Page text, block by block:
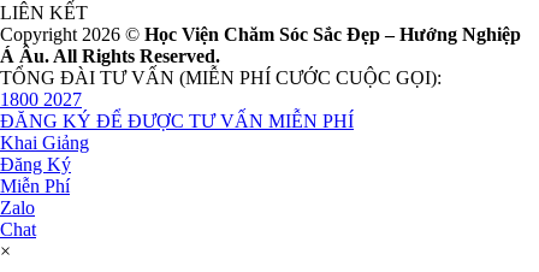
LIÊN KẾT
Copyright 2026 © Học Viện Chăm Sóc Sắc Đẹp – Hướng Nghiệp
Á Âu. All Rights Reserved.
TỔNG ĐÀI TƯ VẤN (MIỄN PHÍ CƯỚC CUỘC GỌI):
1800 2027
ĐĂNG KÝ ĐỂ ĐƯỢC TƯ VẤN MIỄN PHÍ
Khai Giảng
Đăng Ký
Miễn Phí
Zalo
Chat
×